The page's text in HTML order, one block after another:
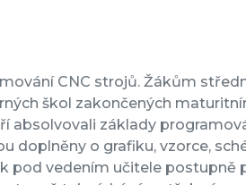
CNC strojů. Žákům
škol zakončených
absolvovali základy
doplněny o grafiku, vzorce,
pod vedením učitele postupně